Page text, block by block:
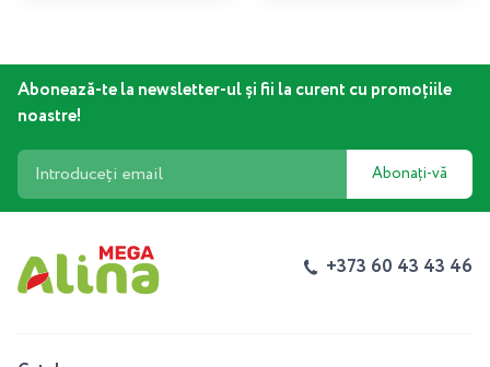
Abonează-te la newsletter-ul și fii la curent cu promoțiile
noastre!
Abonați-vă
+373 60 43 43 46